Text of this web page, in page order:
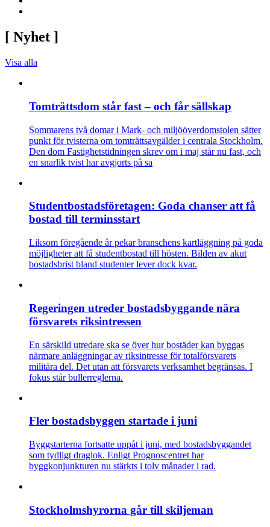
[ Nyhet ]
Visa alla
Tomträttsdom står fast – och får sällskap
Sommarens två domar i Mark- och miljööverdomstolen sätter
punkt för tvisterna om tomträttsavgälder i centrala Stockholm.
Den dom Fastighetstidningen skrev om i maj står nu fast, och
en snarlik tvist har avgjorts på sa
Studentbostadsföretagen: Goda chanser att få
bostad till terminsstart
Liksom föregående år pekar branschens kartläggning på goda
möjligheter att få studentbostad till hösten. Bilden av akut
bostadsbrist bland studenter lever dock kvar.
Regeringen utreder bostadsbyggande nära
försvarets riksintressen
En särskild utredare ska se över hur bostäder kan byggas
närmare anläggningar av riksintresse för totalförsvarets
militära del. Det utan att försvarets verksamhet begränsas. I
fokus står bullerreglerna.
Fler bostadsbyggen startade i juni
Byggstarterna fortsatte uppåt i juni, med bostadsbyggandet
som tydligt draglok. Enligt Prognoscentret har
byggkonjunkturen nu stärkts i tolv månader i rad.
Stockholmshyrorna går till skiljeman